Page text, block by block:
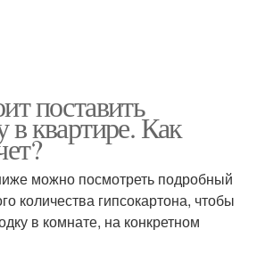
Раздвижные
перегородки
Перегородки между
комнатами
поставить
в квартире. Как
можно посмотреть подробный
количества гипсокартона, чтобы
в комнате, на конкретном